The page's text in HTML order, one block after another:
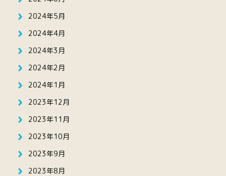
2024年5月
2024年4月
2024年3月
2024年2月
2024年1月
2023年12月
2023年11月
2023年10月
2023年9月
2023年8月